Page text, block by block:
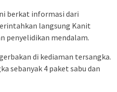
berkat informasi dari
langsung Kanit
penyelidikan mendalam.
di kediaman tersangka.
sebanyak 4 paket sabu dan